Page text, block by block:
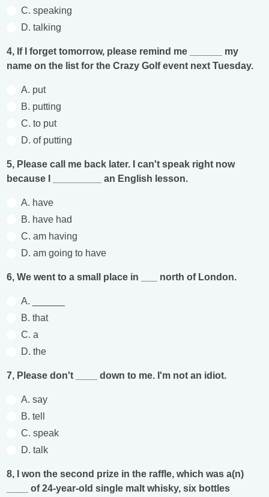
C. speaking
D. talking
4, If I forget tomorrow, please remind me ______ my
name on the list for the Crazy Golf event next Tuesday.
A. put
B. putting
C. to put
D. of putting
5, Please call me back later. I can't speak right now
because I _________ an English lesson.
A. have
B. have had
C. am having
D. am going to have
6, We went to a small place in ___ north of London.
A. ______
B. that
C. a
D. the
7, Please don't ____ down to me. I'm not an idiot.
A. say
B. tell
C. speak
D. talk
8, I won the second prize in the raffle, which was a(n)
____ of 24-year-old single malt whisky, six bottles